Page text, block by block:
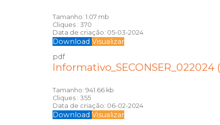
Tamanho: 1.07 mb
Cliques : 370
Data de criação: 05-03-2024
Download Visualizar
pdf
Informativo_SECONSER_022024
Tamanho: 941.66 kb
Cliques : 355
Data de criação: 06-02-2024
Download Visualizar